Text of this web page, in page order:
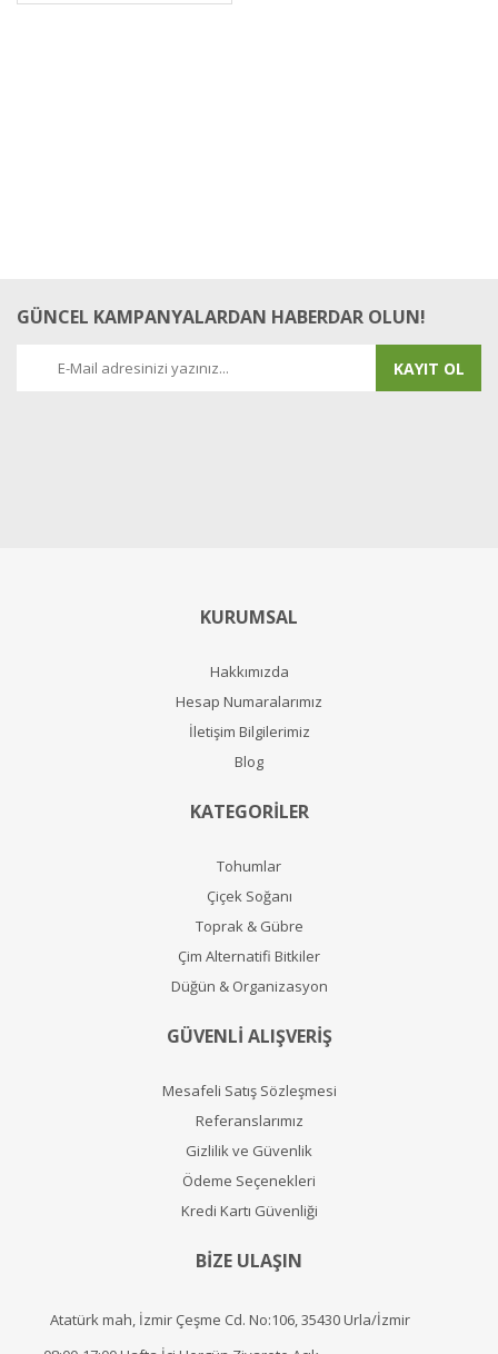
GÜNCEL KAMPANYALARDAN HABERDAR OLUN!
KAYIT OL
KURUMSAL
Hakkımızda
Hesap Numaralarımız
İletişim Bilgilerimiz
Blog
KATEGORİLER
Tohumlar
Çiçek Soğanı
Toprak & Gübre
Çim Alternatifi Bitkiler
Düğün & Organizasyon
GÜVENLİ ALIŞVERİŞ
Mesafeli Satış Sözleşmesi
Referanslarımız
Gizlilik ve Güvenlik
Ödeme Seçenekleri
Kredi Kartı Güvenliği
BİZE ULAŞIN
Atatürk mah, İzmir Çeşme Cd. No:106, 35430 Urla/İzmir